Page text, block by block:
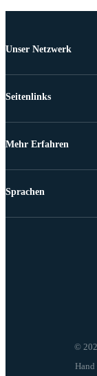
Unser Netzwerk
Seitenlinks
Mehr Erfahren
©
Sprachen